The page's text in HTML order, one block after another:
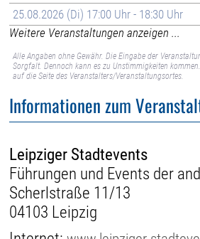
25.08.2026 (Di) 17:00 Uhr - 18:30 Uhr
Weitere Veranstaltungen anzeigen ...
Alle Angaben ohne Gewähr. Die Eingabe der
Sorgfalt. Dennoch kann es zu Unstimmigkeiten
auf die Seite des Veranstalters/Veranstaltungsortes.
Informationen zum
Leipziger Stadtevents
Führungen und Events der
Scherlstraße 11/13
04103 Leipzig